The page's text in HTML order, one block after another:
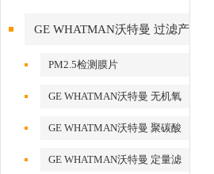
GE WHATMAN沃特曼 过滤产
品代理PM2.5检测膜片
GE WHATMAN沃特曼 无机氧
GE WHATMAN沃特曼 聚碳酸
GE WHATMAN沃特曼 定量滤